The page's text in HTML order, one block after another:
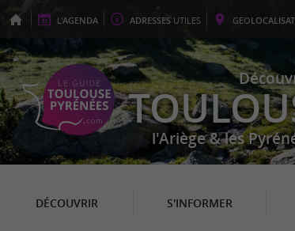
L'AGENDA ADRESSES UTILES GEO
l'Ariège & les
DÉCOUVRIR S'INFORMER